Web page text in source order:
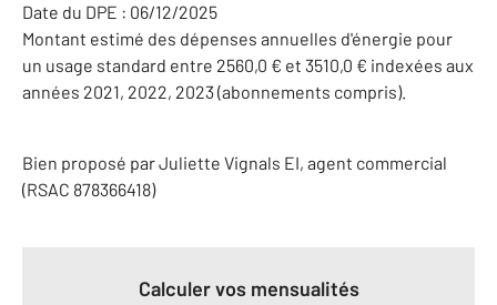
Date du DPE : 06/12/2025
Montant estimé des dépenses annuelles d'énergie pour
un usage standard entre 2560,0 € et 3510,0 € indexées aux
années 2021, 2022, 2023 (abonnements compris).
Bien proposé parJuliette Vignals EI, agent commercial
(RSAC 878366418)
Calculer vos mensualités